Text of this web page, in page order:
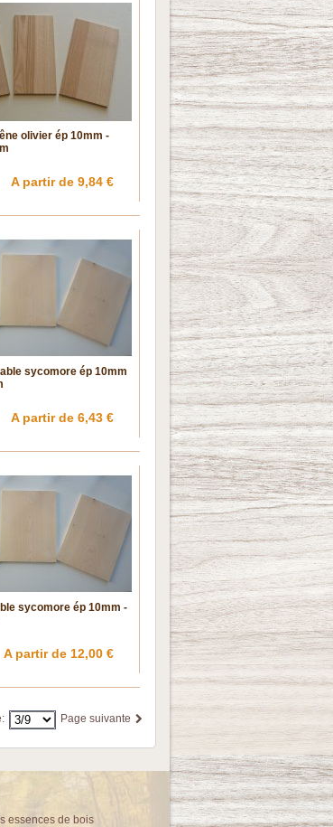
olivier ép 10mm -
A partir de 9,84 €
sycomore ép 10mm
A partir de 6,43 €
sycomore ép 10mm -
A partir de 12,00 €
Page suivante
essences de bois